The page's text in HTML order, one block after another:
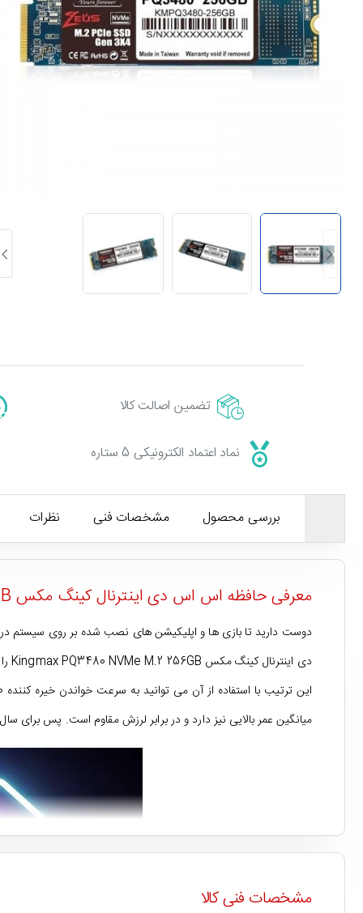
تضمین اصالت کالا
نماد اعتماد الکترونیکی 5 ستاره
بررسی محصول مشخصات فنی نظرات
معرفی حافظه اس اس دی اینترنال کینگ مکس PQ3480 NVMe M.2 256GB
دوست دارید تا بازی ها و اپلیکیشن های نصب شده بر روی سیستم در
دی اینترنال کینگ مکس Kingmax PQ3480 NVMe M.2 256GB را پیشنهاد می کنیم! این
میانگین عمر بالایی نیز دارد و در برابر لرزش مقاوم است. پس
مشخصات فنی کالا